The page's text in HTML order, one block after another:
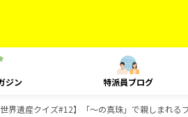
ジン 特派員ブログ
世界遺産クイズ#12】「～の真珠」で親しまれる